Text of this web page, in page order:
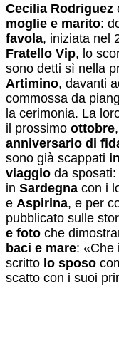
Cecilia Rodriguez
moglie e marito:
favola, iniziata nel
Fratello Vip, lo
sono detti sì nella
Artimino, davanti
commossa da
la cerimonia. La
il prossimo ottobre
anniversario di
sono già scappati
viaggio da sposati:
in Sardegna con i
e Aspirina, e per
pubblicato sulle
e foto che
baci e mare: «Che
scritto lo sposo
scatto con i suoi